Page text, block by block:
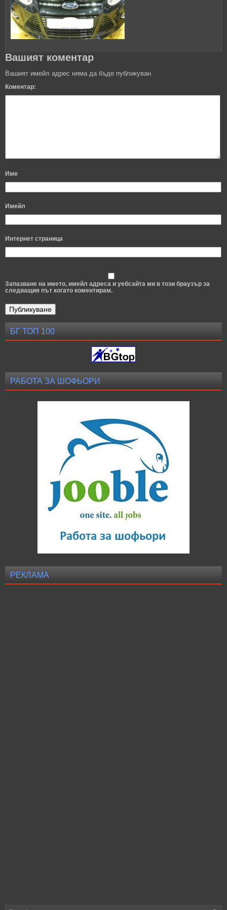
Вашият коментар
Вашият имейл адрес няма да бъде публикуван.
Коментар:
Име
Имейл
Интернет страница
Запазване на името, имейл адреса и уебсайта ми в този браузър за
следващия път когато коментирам.
БГ ТОП 100
РАБОТА ЗА ШОФЬОРИ
РЕКЛАМА